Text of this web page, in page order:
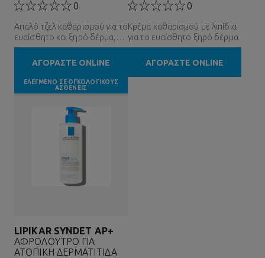
0
Απαλό τζελ καθαρισμού για το
ευαίσθητο και ξηρό δέρμα,
για όλη την οικογένεια
ΑΓΟΡΑΣΤΕ ONLINE
0
Κρέμα καθαρισμού με λιπίδια
για το ευαίσθητο ξηρό δέρμα
ΑΓΟΡΑΣΤΕ ONLINE
ΕΛΕΓΜΕΝΟ ΣΕ ΟΓΚΟΛΟΓΙΚΟΥΣ
ΑΣΘΕΝΕΙΣ
LIPIKAR SYNDET AP+
ΑΦΡΟΛΟΥΤΡΟ ΓΙΑ
ΑΤΟΠΙΚΗ ΔΕΡΜΑΤΙΤΙΔΑ